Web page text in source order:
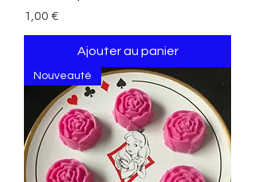
Prix
1,00 €
Ajouter au panier
Nouveauté